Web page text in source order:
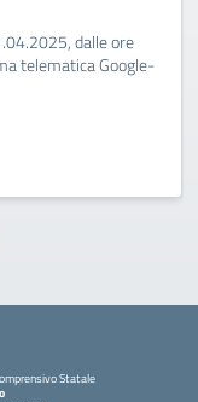
dalle ore
telematica Google-
Statale